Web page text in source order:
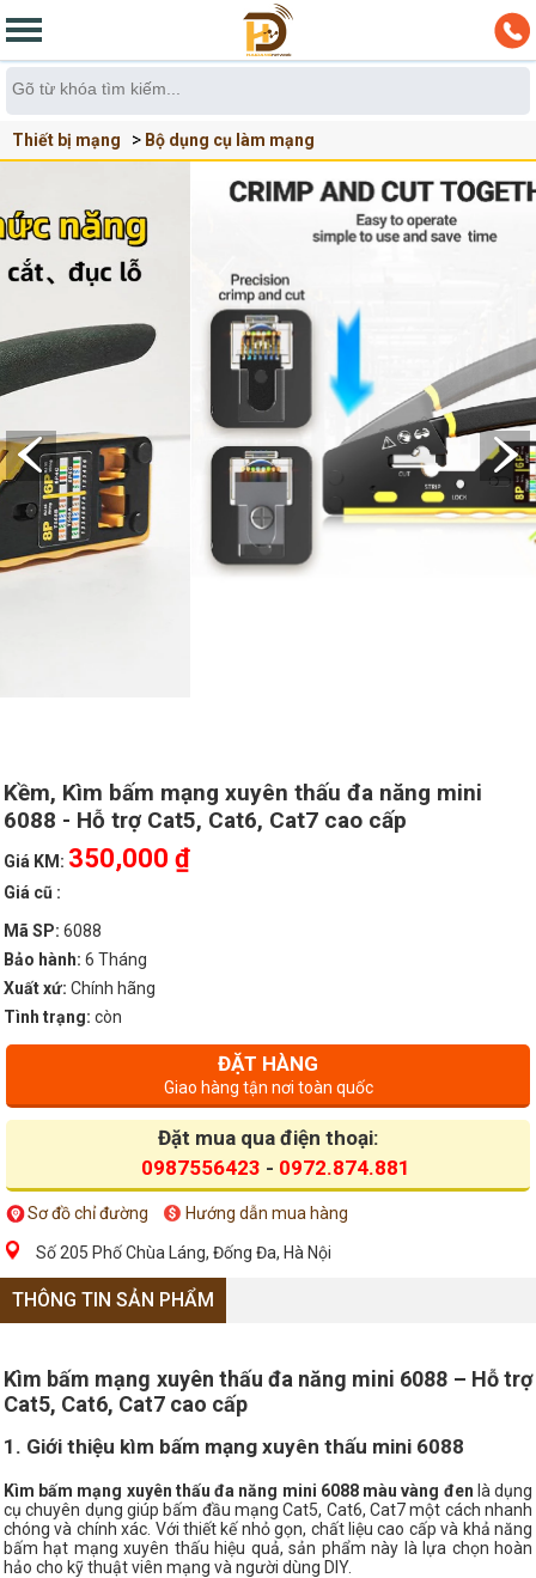
Thiết bị mạng Bộ dụng cụ làm mạng
Kềm, Kìm bấm mạng xuyên thấu đa năng mini
6088 - Hỗ trợ Cat5, Cat6, Cat7 cao cấp
Giá KM: 350,000 ₫
Giá cũ :
Mã SP: 6088
Bảo hành: 6 Tháng
Xuất xứ: Chính hãng
Tình trạng: còn
ĐẶT HÀNG
Giao hàng tận nơi toàn quốc
Đặt mua qua điện thoại:
0987556423 - 0972.874.881
Sơ đồ chỉ đường Hướng dẫn mua hàng
Số 205 Phố Chùa Láng, Đống Đa, Hà Nội
THÔNG TIN SẢN PHẨM
Kìm bấm mạng xuyên thấu đa năng mini 6088 – Hỗ trợ
Cat5, Cat6, Cat7 cao cấp
1. Giới thiệu kìm bấm mạng xuyên thấu mini 6088
Kìm bấm mạng xuyên thấu đa năng mini 6088 màu vàng đen là dụng
cụ chuyên dụng giúp bấm đầu mạng Cat5, Cat6, Cat7 một cách nhanh
chóng và chính xác. Với thiết kế nhỏ gọn, chất liệu cao cấp và khả năng
bấm hạt mạng xuyên thấu hiệu quả, sản phẩm này là lựa chọn hoàn
hảo cho kỹ thuật viên mạng và người dùng DIY.